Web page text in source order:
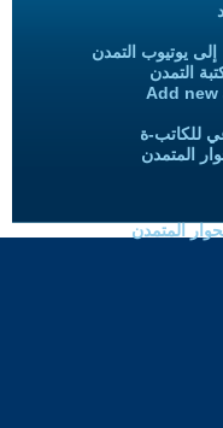
يوتيوب التمدن
التمدن
Add
للكاتب-ة
المتمدن
المتمدن